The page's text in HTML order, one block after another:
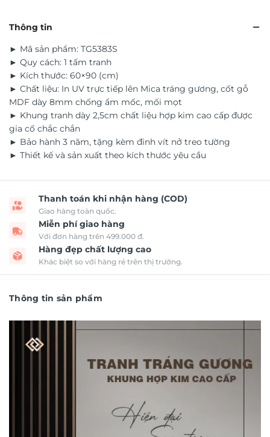
Thông tin
► Mã sản phẩm: TG5383S
► Quy cách: 1 tấm tranh
► Kích thước: 60×90 (cm)
► Chất liệu: In UV trực tiếp lên Mica tráng gương, cốt gỗ
MDF dày 8mm chống ẩm mốc, mối mọt
► Khung tranh dày 2,5cm chất liệu hợp kim cao cấp được
gia cố chắc chắn
► Bảo hành 3 năm, tặng kèm đinh vít nở treo tường
► Thiết kế và sản xuất theo kích thước yêu cầu
Thanh toán khi nhận hàng (COD)
Giao hàng toàn quốc.
Miễn phí giao hàng
Với đơn hàng trên 499.000 đ.
Hàng đẹp chất lượng cao
Khác biệt so với hàng rẻ trên thị trường.
Thông tin sản phẩm